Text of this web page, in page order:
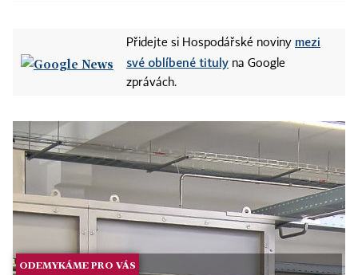
Přidejte si Hospodářské noviny mezi
své oblíbené tituly na Google
zprávách.
ODEMYKÁME PRO VÁS